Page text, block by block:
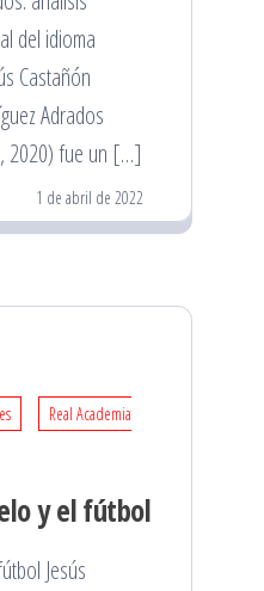
del idioma
Castañón
Adrados
2020) fue un […]
1 de abril de 2022
Real Academia
y el fútbol
Jesús